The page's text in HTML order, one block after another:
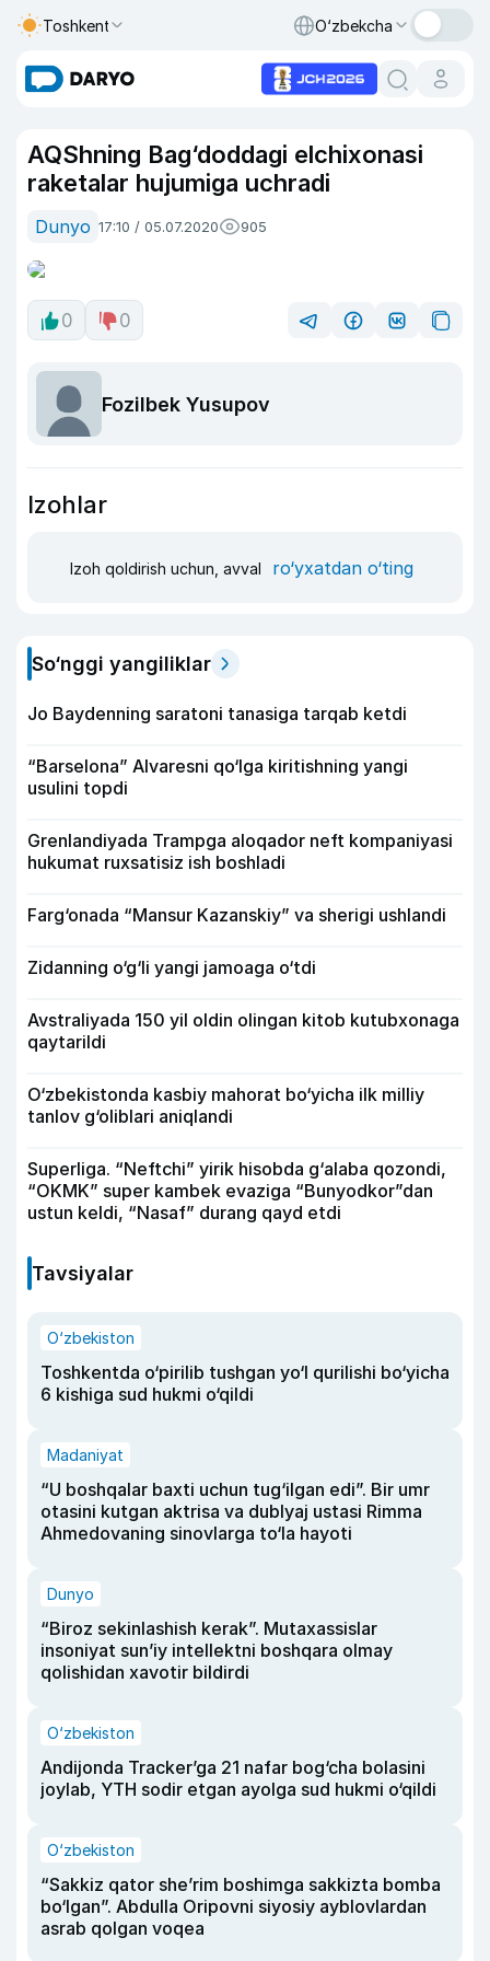
Toshkent O‘zbekcha
AQShning Bag‘doddagi elchixonasi
raketalar hujumiga uchradi
Dunyo 17:10 / 05.07.2020 905
0 0
Fozilbek Yusupov
Izohlar
Izoh qoldirish uchun, avval ro‘yxatdan o‘ting
So‘nggi yangiliklar
Jo Baydenning saratoni tanasiga tarqab ketdi
“Barselona” Alvaresni qo‘lga kiritishning yangi
usulini topdi
Grenlandiyada Trampga aloqador neft kompaniyasi
hukumat ruxsatisiz ish boshladi
Farg‘onada “Mansur Kazanskiy” va sherigi ushlandi
Zidanning o‘g‘li yangi jamoaga o‘tdi
Avstraliyada 150 yil oldin olingan kitob kutubxonaga
qaytarildi
O‘zbekistonda kasbiy mahorat bo‘yicha ilk milliy
tanlov g‘oliblari aniqlandi
Superliga. “Neftchi” yirik hisobda g‘alaba qozondi,
“OKMK” super kambek evaziga “Bunyodkor”dan
ustun keldi, “Nasaf” durang qayd etdi
Tavsiyalar
O‘zbekiston
Toshkentda o‘pirilib tushgan yo‘l qurilishi bo‘yicha
6 kishiga sud hukmi o‘qildi
Madaniyat
“U boshqalar baxti uchun tug‘ilgan edi”. Bir umr
otasini kutgan aktrisa va dublyaj ustasi Rimma
Ahmedovaning sinovlarga to‘la hayoti
Dunyo
“Biroz sekinlashish kerak”. Mutaxassislar
insoniyat sun’iy intellektni boshqara olmay
qolishidan xavotir bildirdi
O‘zbekiston
Andijonda Tracker’ga 21 nafar bog‘cha bolasini
joylab, YTH sodir etgan ayolga sud hukmi o‘qildi
O‘zbekiston
“Sakkiz qator she’rim boshimga sakkizta bomba
bo‘lgan”. Abdulla Oripovni siyosiy ayblovlardan
asrab qolgan voqea